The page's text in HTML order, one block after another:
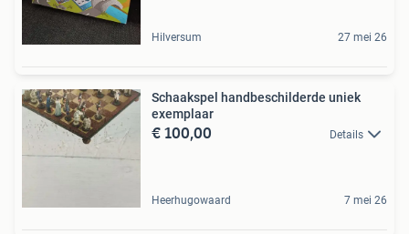
Hilversum 27 mei 26
Schaakspel handbeschilderde uniek
exemplaar
€ 100,00 Details
Heerhugowaard 7 mei 26